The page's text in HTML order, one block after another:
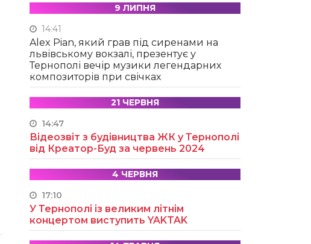
9 ЛИПНЯ
14:41
Alex Pian, який грав під сиренами на
львівському вокзалі, презентує у
Тернополі вечір музики легендарних
композиторів при свічках
21 ЧЕРВНЯ
14:47
Відеозвіт з будівництва ЖК у Тернополі
від Креатор-Буд за червень 2024
4 ЧЕРВНЯ
17:10
У Тернополі із великим літнім
концертом виступить YAKTAK